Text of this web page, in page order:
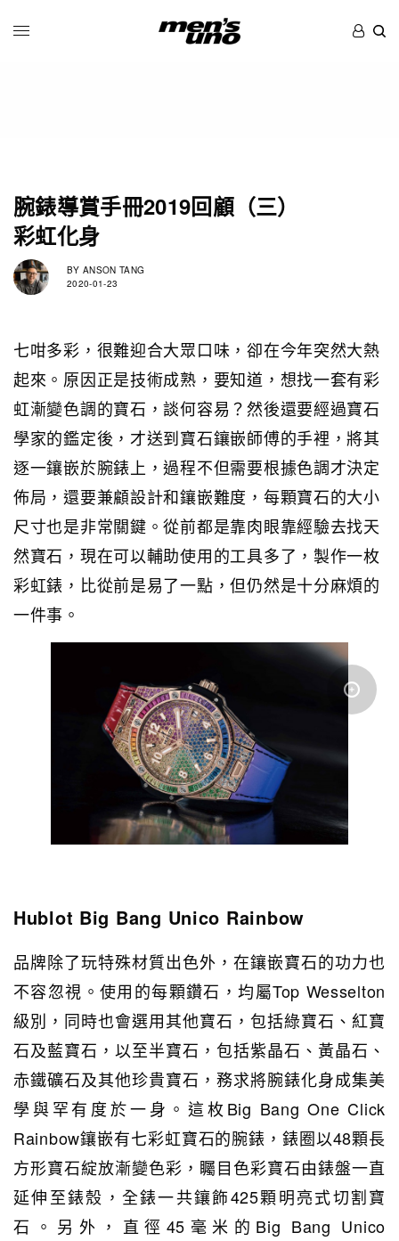
腕錶導賞手冊2019回顧（三）
彩虹化身
BY ANSON TANG
2020-01-23
七咁多彩，很難迎合大眾口味，卻在今年突然大熱
起來。原因正是技術成熟，要知道，想找一套有彩
虹漸變色調的寶石，談何容易？然後還要經過寶石
學家的鑑定後，才送到寶石鑲嵌師傅的手裡，將其
逐一鑲嵌於腕錶上，過程不但需要根據色調才決定
佈局，還要兼顧設計和鑲嵌難度，每顆寶石的大小
尺寸也是非常關鍵。從前都是靠肉眼靠經驗去找天
然寶石，現在可以輔助使用的工具多了，製作一枚
彩虹錶，比從前是易了一點，但仍然是十分麻煩的
一件事。
Hublot Big Bang Unico Rainbow
品牌除了玩特殊材質出色外，在鑲嵌寶石的功力也
不容忽視。使用的每顆鑽石，均屬Top Wesselton
級別，同時也會選用其他寶石，包括綠寶石、紅寶
石及藍寶石，以至半寶石，包括紫晶石、黃晶石、
赤鐵礦石及其他珍貴寶石，務求將腕錶化身成集美
學與罕有度於一身。這枚Big Bang One Click
Rainbow鑲嵌有七彩虹寶石的腕錶，錶圈以48顆長
方形寶石綻放漸變色彩，矚目色彩寶石由錶盤一直
延伸至錶殼，全錶一共鑲飾425顆明亮式切割寶
石。另外，直徑45毫米的Big Bang Unico